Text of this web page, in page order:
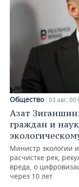
Общество 03 авг,
Азат
граждан и
Министр экологии
расчистке рек,
вреда, о
через 10 лет